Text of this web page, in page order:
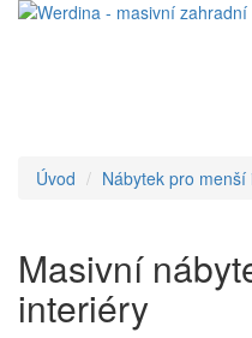
Úvod Nábytek pro menší
Masivní
interiéry